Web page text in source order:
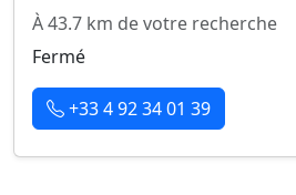
À 43.7 km de votre recherche
Fermé
+33 4 92 34 01 39